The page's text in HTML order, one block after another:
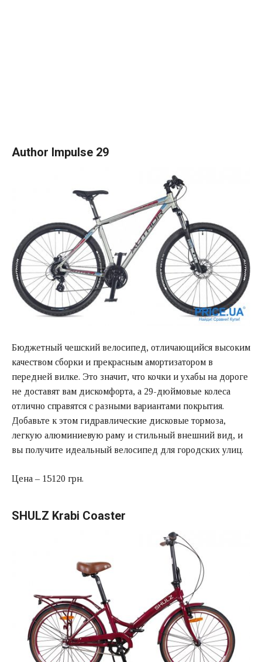
Author Impulse 29
Бюджетный чешский велосипед, отличающийся высоким
качеством сборки и прекрасным амортизатором в
передней вилке. Это значит, что кочки и ухабы на дороге
не доставят вам дискомфорта, а 29-дюймовые колеса
отлично справятся с разными вариантами покрытия.
Добавьте к этом гидравлические дисковые тормоза,
легкую алюминиевую раму и стильный внешний вид, и
вы получите идеальный велосипед для городских улиц.
Цена – 15120 грн.
SHULZ Krabi Coaster